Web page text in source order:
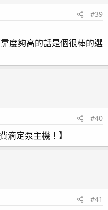
#39
度夠高的話是個很棒的選
#40
滴定泵主機！】
#41